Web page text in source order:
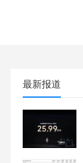
最新报道